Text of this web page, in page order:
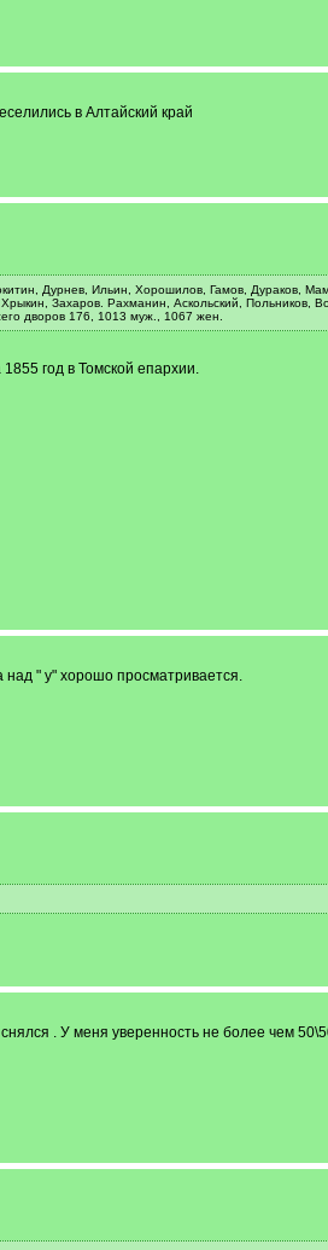
в Алтайский край
Дурнев, Ильин, Хорошилов, Гамов, Дураков,
Захаров. Рахманин, Аскольский, Польников,
дворов 176, 1013 муж., 1067 жен.
год в Томской епархии.
над " у" хорошо просматривается.
. У меня уверенность не более чем